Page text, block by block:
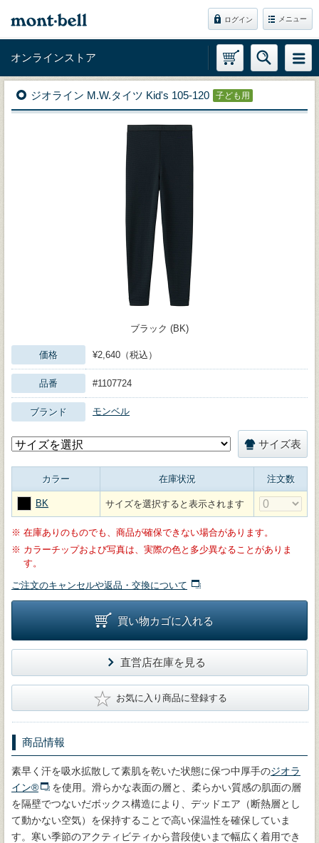
ログイン メニュー
オンラインストア
ジオライン M.W.タイツ Kid's 105-120 子ども用
ブラック (BK)
価格 ¥2,640（税込）
品番 #1107724
ブランド モンベル
サイズ表
カラー 在庫状況 注文数
BK サイズを選択すると表示されます
※ 在庫ありのものでも、商品が確保できない場合があります。
※ カラーチップおよび写真は、実際の色と多少異なることがありま
す。
ご注文のキャンセルや返品・交換について
買い物カゴに入れる
直営店在庫を見る
★ お気に入り商品に登録する
商品情報
素早く汗を吸水拡散して素肌を乾いた状態に保つ中厚手のジオラ
イン®
を使用。滑らかな表面の層と、柔らかい質感の肌面の層
を隔壁でつないだボックス構造により、デッドエア（断熱層とし
て動かない空気）を保持することで高い保温性を確保していま
す。寒い季節のアクティビティから普段使いまで幅広く着用でき